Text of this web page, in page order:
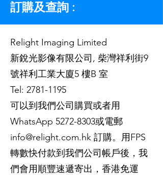
訂購及查詢 :
Relight Imaging Limited
新銳光影像有限公司, 柴灣祥利街9
號祥利工業大廈5 樓B 室
Tel: 2781-1195
可以到我們公司購買或者用
WhatsApp 5272-8303或電郵
info@relight.com.hk 訂購。用FPS
轉數快付款到我們公司帳戶後，我
們會用順豐速遞寄出，香港免運